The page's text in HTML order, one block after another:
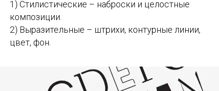
1) Стилистические – наброски и целостные
композиции.
2) Выразительные – штрихи, контурные линии,
цвет, фон.